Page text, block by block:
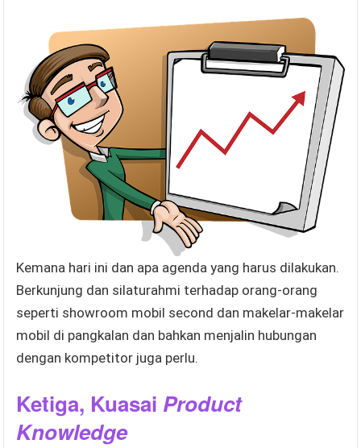
Kemana hari ini dan apa agenda yang harus dilakukan.
Berkunjung dan silaturahmi terhadap orang-orang
seperti showroom mobil second dan makelar-makelar
mobil di pangkalan dan bahkan menjalin hubungan
dengan kompetitor juga perlu.
Ketiga, Kuasai Product
Knowledge